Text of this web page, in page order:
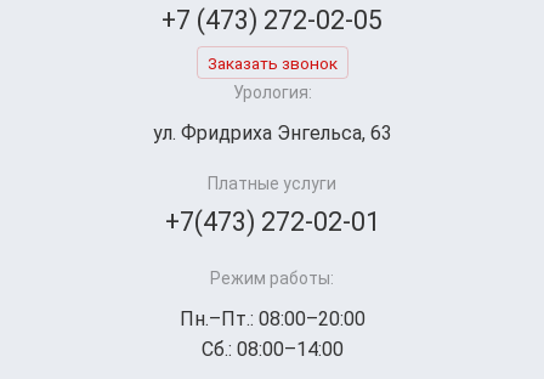
+7 (473) 272-02-05
Заказать звонок
Урология:
ул. Фридриха Энгельса, 63
Платные услуги
+7(473) 272-02-01
Режим работы:
Пн.–Пт.: 08:00–20:00
Сб.: 08:00–14:00